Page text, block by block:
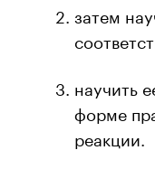
затем
научить
форме
реакции.